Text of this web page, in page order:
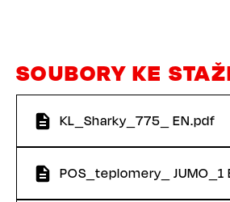
SOUBORY KE
KL_Sharky_775_ EN.pdf
POS_teplomery_ JUMO_1